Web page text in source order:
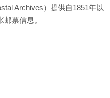
Archives）提供自1851年以
票信息。